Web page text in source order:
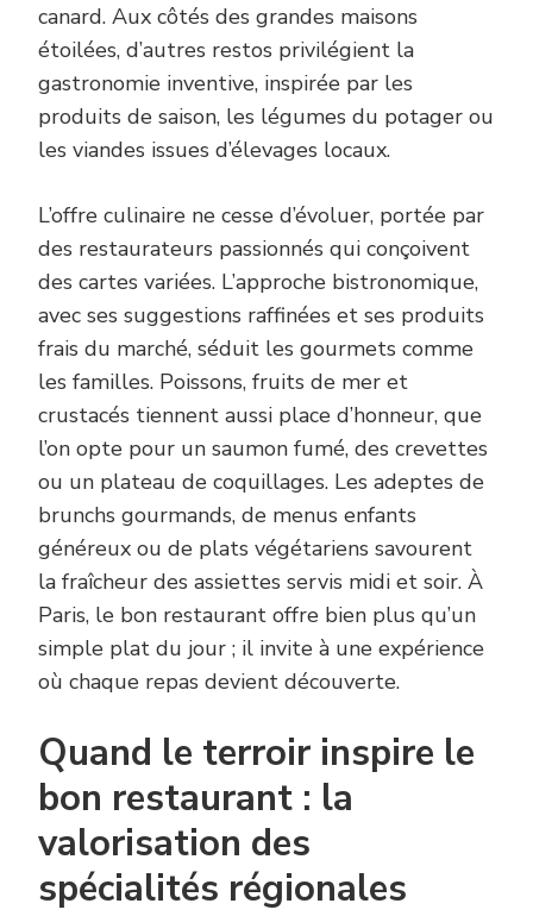
canard. Aux côtés des grandes maisons
étoilées, d’autres restos privilégient la
gastronomie inventive, inspirée par les
produits de saison, les légumes du potager ou
les viandes issues d’élevages locaux.
L’offre culinaire ne cesse d’évoluer, portée par
des restaurateurs passionnés qui conçoivent
des cartes variées. L’approche bistronomique,
avec ses suggestions raffinées et ses produits
frais du marché, séduit les gourmets comme
les familles. Poissons, fruits de mer et
crustacés tiennent aussi place d’honneur, que
l’on opte pour un saumon fumé, des crevettes
ou un plateau de coquillages. Les adeptes de
brunchs gourmands, de menus enfants
généreux ou de plats végétariens savourent
la fraîcheur des assiettes servis midi et soir. À
Paris, le bon restaurant offre bien plus qu’un
simple plat du jour ; il invite à une expérience
où chaque repas devient découverte.
Quand le terroir inspire le
bon restaurant : la
valorisation des
spécialités régionales